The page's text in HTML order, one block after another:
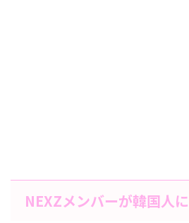
NEXZメンバーが韓国人